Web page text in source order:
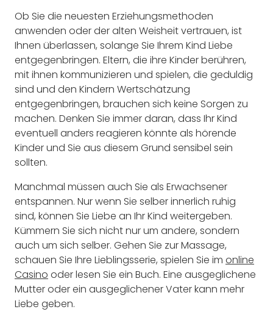
Ob Sie die neuesten Erziehungsmethoden
anwenden oder der alten Weisheit vertrauen, ist
Ihnen überlassen, solange Sie Ihrem Kind Liebe
entgegenbringen. Eltern, die ihre Kinder berühren,
mit ihnen kommunizieren und spielen, die geduldig
sind und den Kindern Wertschätzung
entgegenbringen, brauchen sich keine Sorgen zu
machen. Denken Sie immer daran, dass Ihr Kind
eventuell anders reagieren könnte als hörende
Kinder und Sie aus diesem Grund sensibel sein
sollten.
Manchmal müssen auch Sie als Erwachsener
entspannen. Nur wenn Sie selber innerlich ruhig
sind, können Sie Liebe an Ihr Kind weitergeben.
Kümmern Sie sich nicht nur um andere, sondern
auch um sich selber. Gehen Sie zur Massage,
schauen Sie Ihre Lieblingsserie, spielen Sie im online
Casino oder lesen Sie ein Buch. Eine ausgeglichene
Mutter oder ein ausgeglichener Vater kann mehr
Liebe geben.